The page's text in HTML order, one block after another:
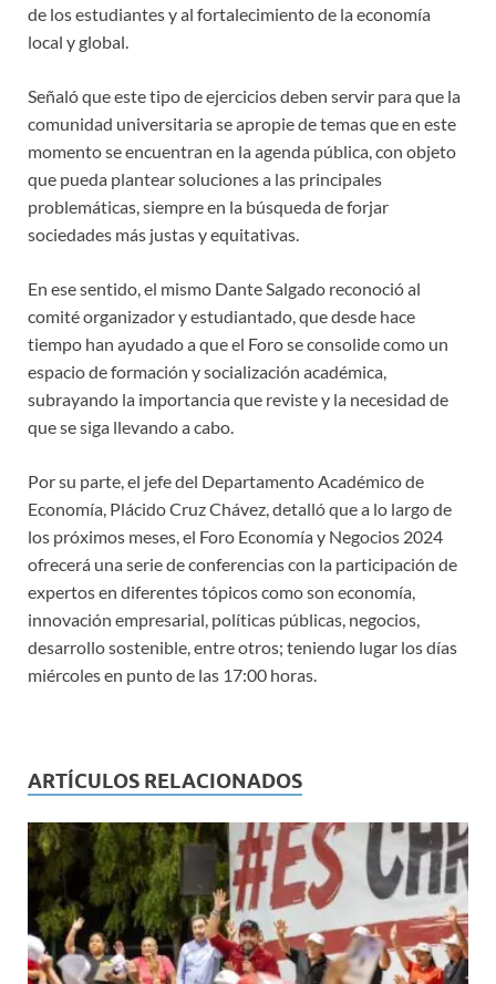
de los estudiantes y al fortalecimiento de la economía
local y global.
Señaló que este tipo de ejercicios deben servir para que la
comunidad universitaria se apropie de temas que en este
momento se encuentran en la agenda pública, con objeto
que pueda plantear soluciones a las principales
problemáticas, siempre en la búsqueda de forjar
sociedades más justas y equitativas.
En ese sentido, el mismo Dante Salgado reconoció al
comité organizador y estudiantado, que desde hace
tiempo han ayudado a que el Foro se consolide como un
espacio de formación y socialización académica,
subrayando la importancia que reviste y la necesidad de
que se siga llevando a cabo.
Por su parte, el jefe del Departamento Académico de
Economía, Plácido Cruz Chávez, detalló que a lo largo de
los próximos meses, el Foro Economía y Negocios 2024
ofrecerá una serie de conferencias con la participación de
expertos en diferentes tópicos como son economía,
innovación empresarial, políticas públicas, negocios,
desarrollo sostenible, entre otros; teniendo lugar los días
miércoles en punto de las 17:00 horas.
ARTÍCULOS RELACIONADOS